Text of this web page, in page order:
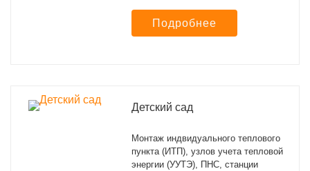
Подробнее
Детский сад
Монтаж индвидуального теплового
пункта (ИТП), узлов учета тепловой
энергии (УУТЭ), ПНС, станции